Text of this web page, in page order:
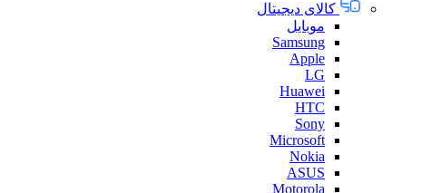
کالای دیجیتال
موبایل
Samsung
Apple
LG
Huawei
HTC
Sony
Microsoft
Nokia
ASUS
Motorola